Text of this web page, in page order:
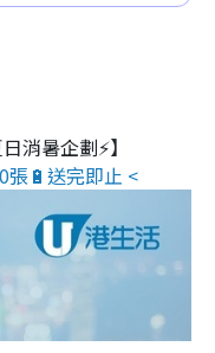
消暑企劃⚡】
張🔋送完即止 <